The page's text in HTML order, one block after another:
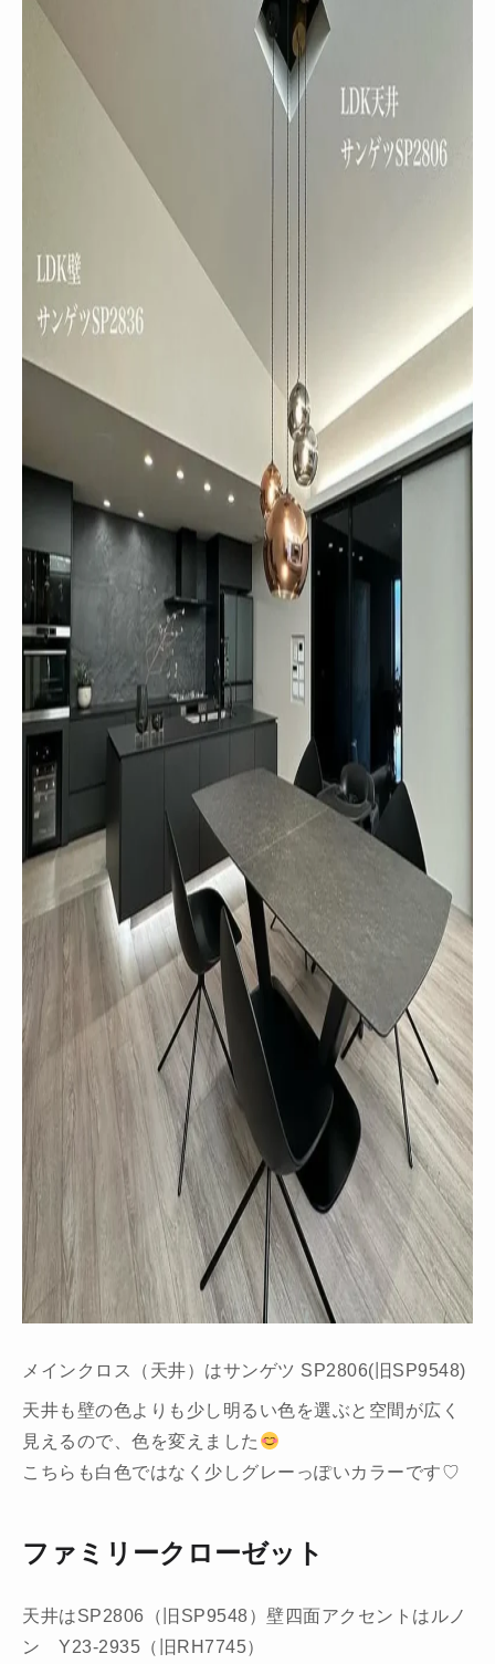
メインクロス（天井）はサンゲツ SP2806(旧SP9548)
天井も壁の色よりも少し明るい色を選ぶと空間が広く
見えるので、色を変えました
こちらも白色ではなく少しグレーっぽいカラーです♡
ファミリークローゼット
天井はSP2806（旧SP9548）壁四面アクセントはルノ
ン Y23-2935（旧RH7745）